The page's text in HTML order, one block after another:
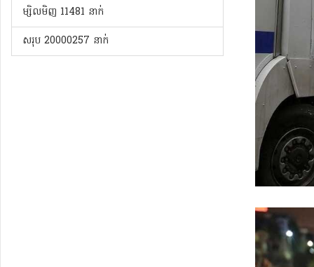
ម្សិលមិញ 11481 នាក់
សរុប 20000257 នាក់